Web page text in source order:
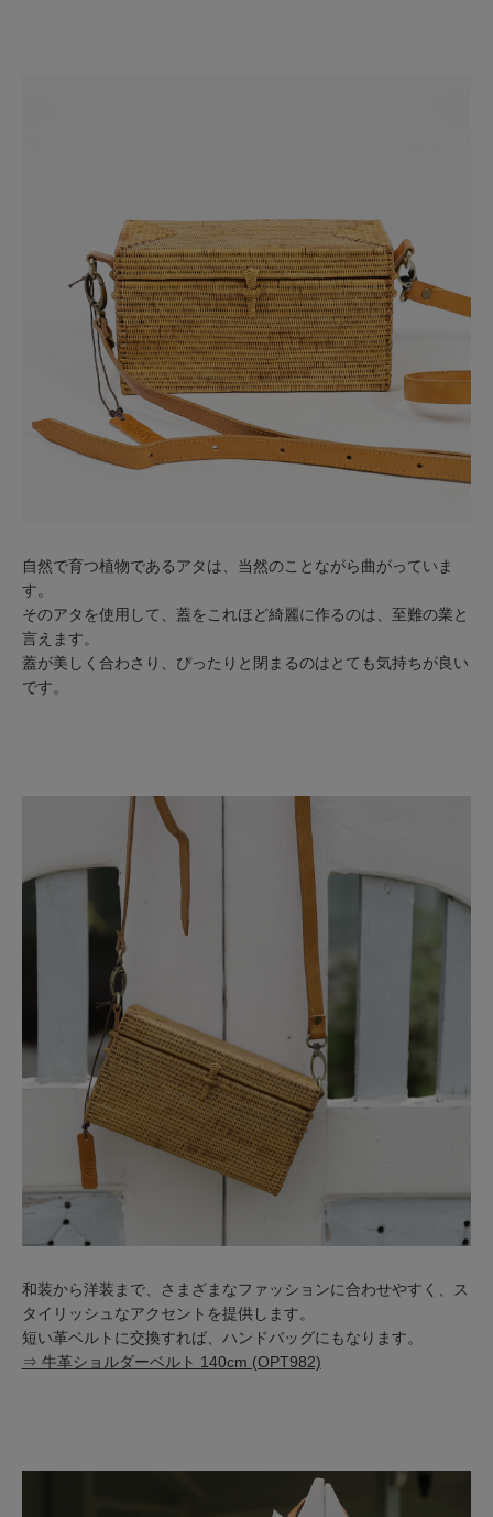
自然で育つ植物であるアタは、当然のことながら曲がっていま
す。
そのアタを使用して、蓋をこれほど綺麗に作るのは、至難の業と
言えます。
蓋が美しく合わさり、ぴったりと閉まるのはとても気持ちが良い
です。
和装から洋装まで、さまざまなファッションに合わせやすく、ス
タイリッシュなアクセントを提供します。
短い革ベルトに交換すれば、ハンドバッグにもなります。
⇒ 牛革ショルダーベルト 140cm (OPT982)